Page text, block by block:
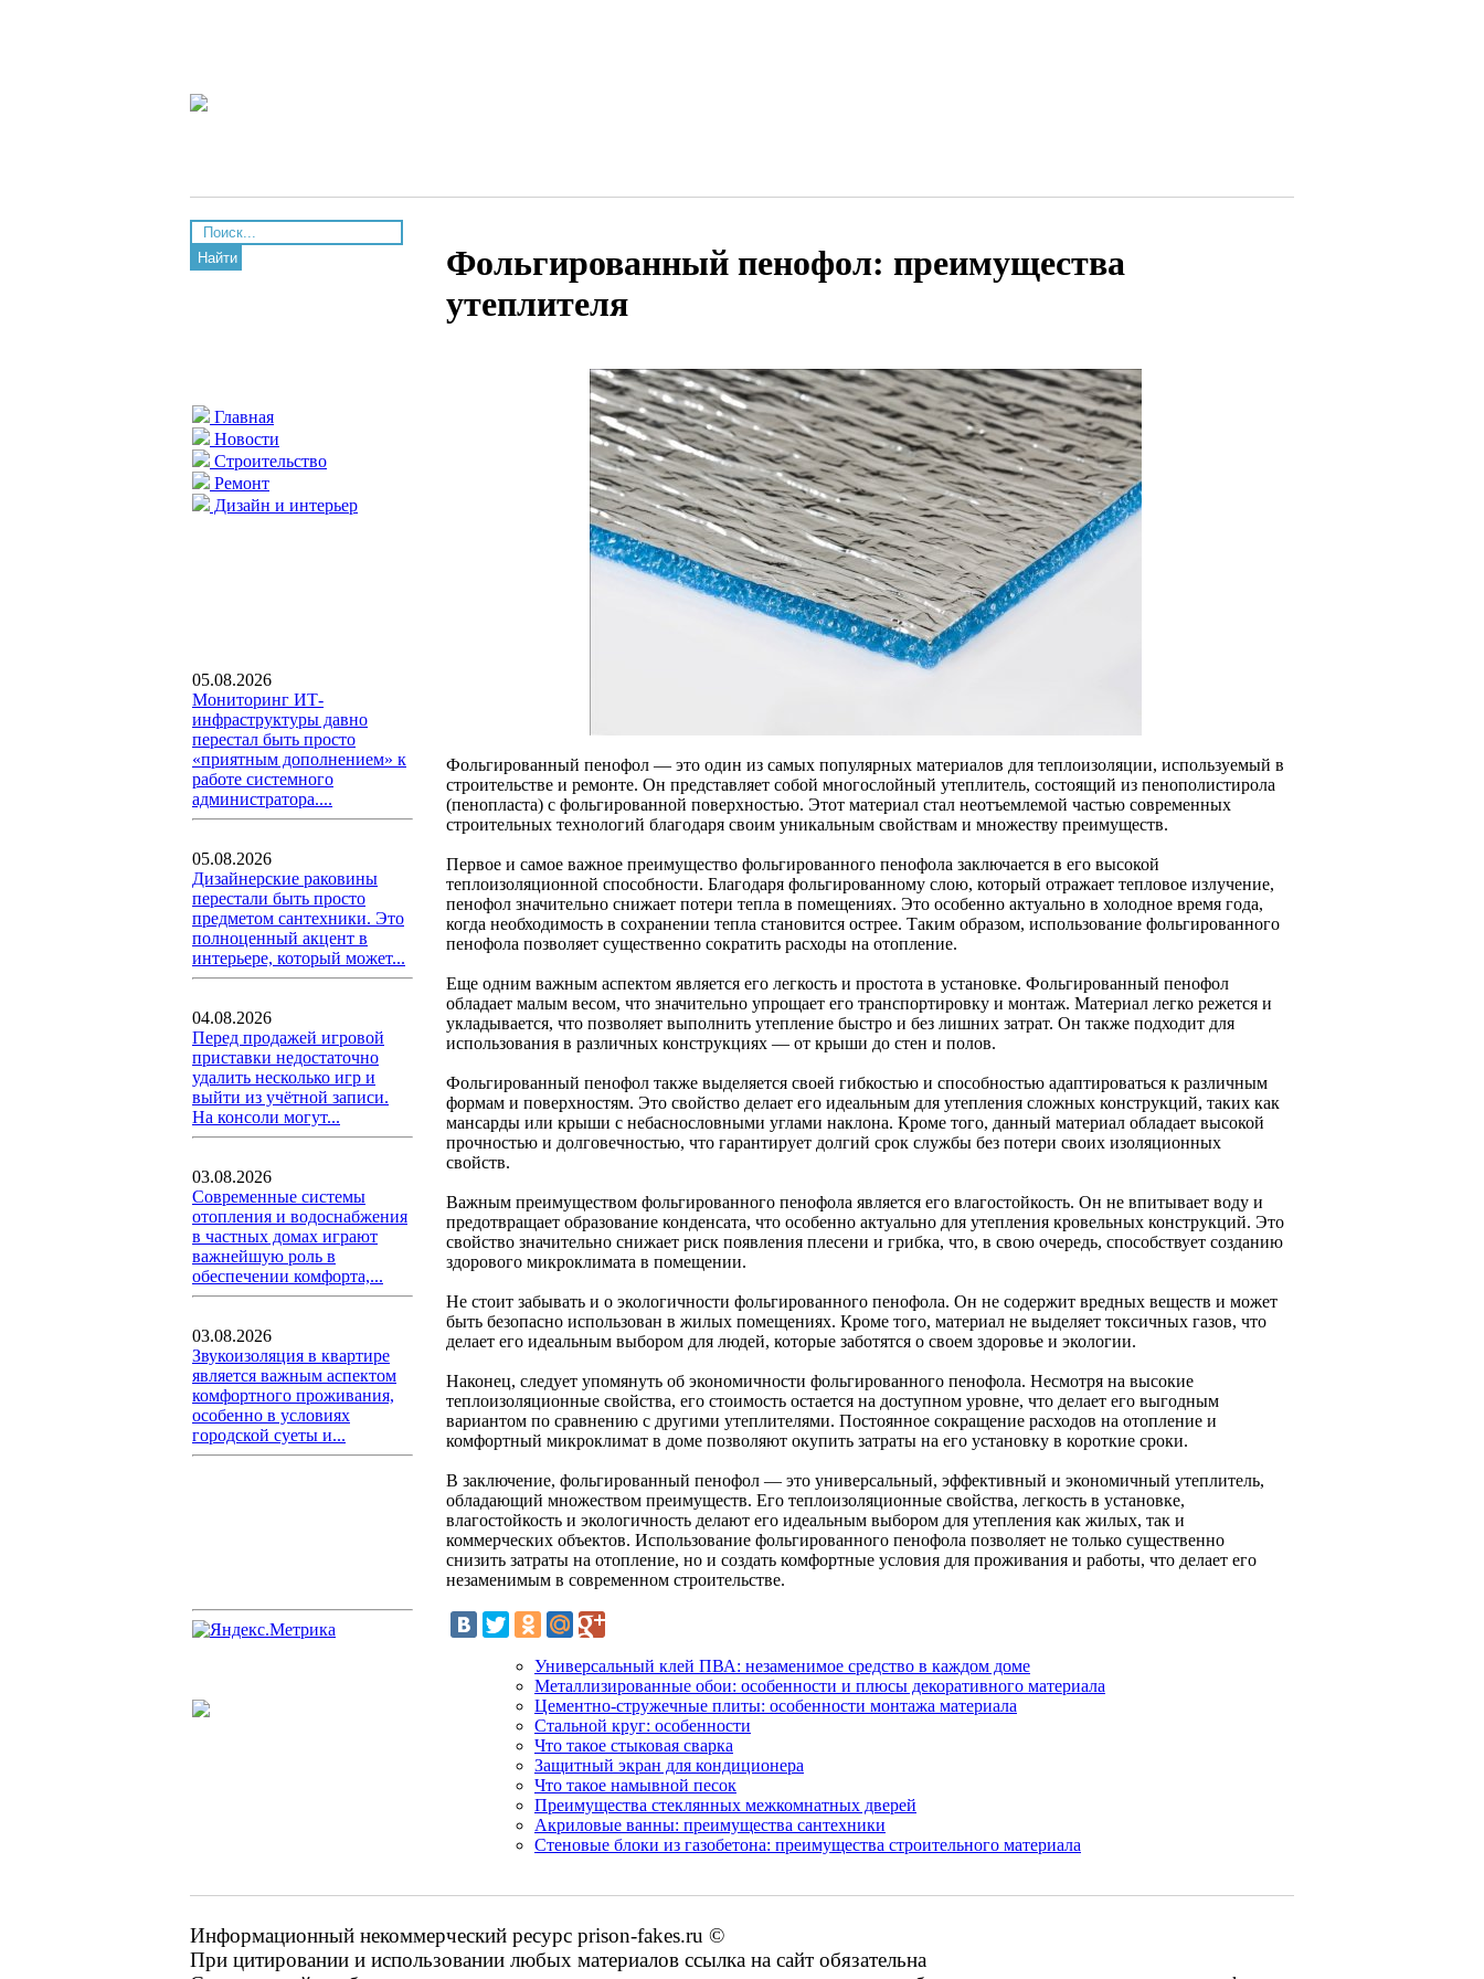
Найти
Главная
Новости
Строительство
Ремонт
Дизайн и интерьер
05.08.2026
Мониторинг ИТ-
инфраструктуры давно
перестал быть просто
«приятным дополнением» к
работе системного
администратора....
05.08.2026
Дизайнерские раковины
перестали быть просто
предметом сантехники. Это
полноценный акцент в
интерьере, который может...
04.08.2026
Перед продажей игровой
приставки недостаточно
удалить несколько игр и
выйти из учётной записи.
На консоли могут...
03.08.2026
Современные системы
отопления и водоснабжения
в частных домах играют
важнейшую роль в
обеспечении комфорта,...
03.08.2026
Звукоизоляция в квартире
является важным аспектом
комфортного проживания,
особенно в условиях
городской суеты и...
Фольгированный пенофол: преимущества
утеплителя
Фольгированный пенофол — это один из самых популярных материалов для теплоизоляции, используемый в
строительстве и ремонте. Он представляет собой многослойный утеплитель, состоящий из пенополистирола
(пенопласта) с фольгированной поверхностью. Этот материал стал неотъемлемой частью современных
строительных технологий благодаря своим уникальным свойствам и множеству преимуществ.
Первое и самое важное преимущество фольгированного пенофола заключается в его высокой
теплоизоляционной способности. Благодаря фольгированному слою, который отражает тепловое излучение,
пенофол значительно снижает потери тепла в помещениях. Это особенно актуально в холодное время года,
когда необходимость в сохранении тепла становится острее. Таким образом, использование фольгированного
пенофола позволяет существенно сократить расходы на отопление.
Еще одним важным аспектом является его легкость и простота в установке. Фольгированный пенофол
обладает малым весом, что значительно упрощает его транспортировку и монтаж. Материал легко режется и
укладывается, что позволяет выполнить утепление быстро и без лишних затрат. Он также подходит для
использования в различных конструкциях — от крыши до стен и полов.
Фольгированный пенофол также выделяется своей гибкостью и способностью адаптироваться к различным
формам и поверхностям. Это свойство делает его идеальным для утепления сложных конструкций, таких как
мансарды или крыши с небаснословными углами наклона. Кроме того, данный материал обладает высокой
прочностью и долговечностью, что гарантирует долгий срок службы без потери своих изоляционных
свойств.
Важным преимуществом фольгированного пенофола является его влагостойкость. Он не впитывает воду и
предотвращает образование конденсата, что особенно актуально для утепления кровельных конструкций. Это
свойство значительно снижает риск появления плесени и грибка, что, в свою очередь, способствует созданию
здорового микроклимата в помещении.
Не стоит забывать и о экологичности фольгированного пенофола. Он не содержит вредных веществ и может
быть безопасно использован в жилых помещениях. Кроме того, материал не выделяет токсичных газов, что
делает его идеальным выбором для людей, которые заботятся о своем здоровье и экологии.
Наконец, следует упомянуть об экономичности фольгированного пенофола. Несмотря на высокие
теплоизоляционные свойства, его стоимость остается на доступном уровне, что делает его выгодным
вариантом по сравнению с другими утеплителями. Постоянное сокращение расходов на отопление и
комфортный микроклимат в доме позволяют окупить затраты на его установку в короткие сроки.
В заключение, фольгированный пенофол — это универсальный, эффективный и экономичный утеплитель,
обладающий множеством преимуществ. Его теплоизоляционные свойства, легкость в установке,
влагостойкость и экологичность делают его идеальным выбором для утепления как жилых, так и
коммерческих объектов. Использование фольгированного пенофола позволяет не только существенно
снизить затраты на отопление, но и создать комфортные условия для проживания и работы, что делает его
незаменимым в современном строительстве.
Универсальный клей ПВА: незаменимое средство в каждом доме
Металлизированные обои: особенности и плюсы декоративного материала
Цементно-стружечные плиты: особенности монтажа материала
Стальной круг: особенности
Что такое стыковая сварка
Защитный экран для кондиционера
Что такое намывной песок
Преимущества стеклянных межкомнатных дверей
Акриловые ванны: преимущества сантехники
Стеновые блоки из газобетона: преимущества строительного материала
Информационный некоммерческий ресурс prison-fakes.ru ©
При цитировании и использовании любых материалов ссылка на сайт обязательна